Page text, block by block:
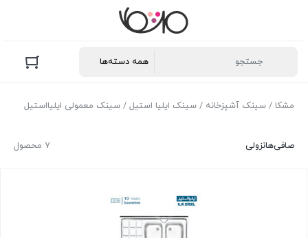
مشکا / سینک آشپزخانه / سینک ایلیا استیل / سینک معمولی ایلیااستیل
7 محصول صافی‌هانزولی